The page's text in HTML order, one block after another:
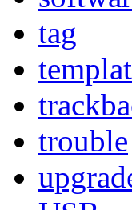
tag
trouble